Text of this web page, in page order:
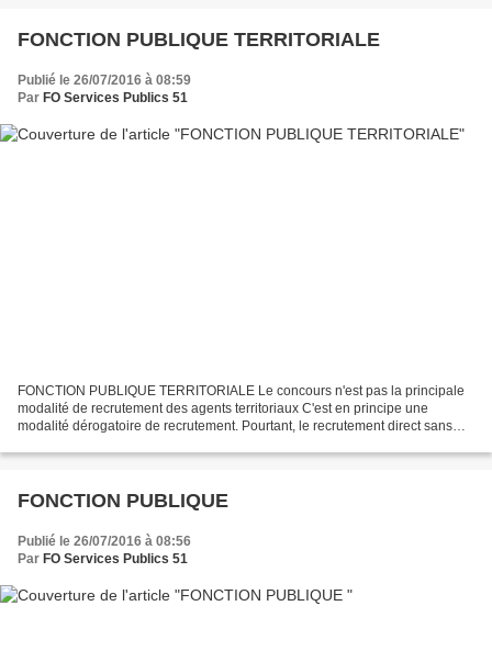
FONCTION PUBLIQUE TERRITORIALE
Publié le 26/07/2016 à 08:59
Par FO Services Publics 51
FONCTION PUBLIQUE TERRITORIALE Le concours n'est pas la principale
modalité de recrutement des agents territoriaux C'est en principe une
modalité dérogatoire de recrutement. Pourtant, le recrutement direct sans
FONCTION PUBLIQUE
Publié le 26/07/2016 à 08:56
Par FO Services Publics 51